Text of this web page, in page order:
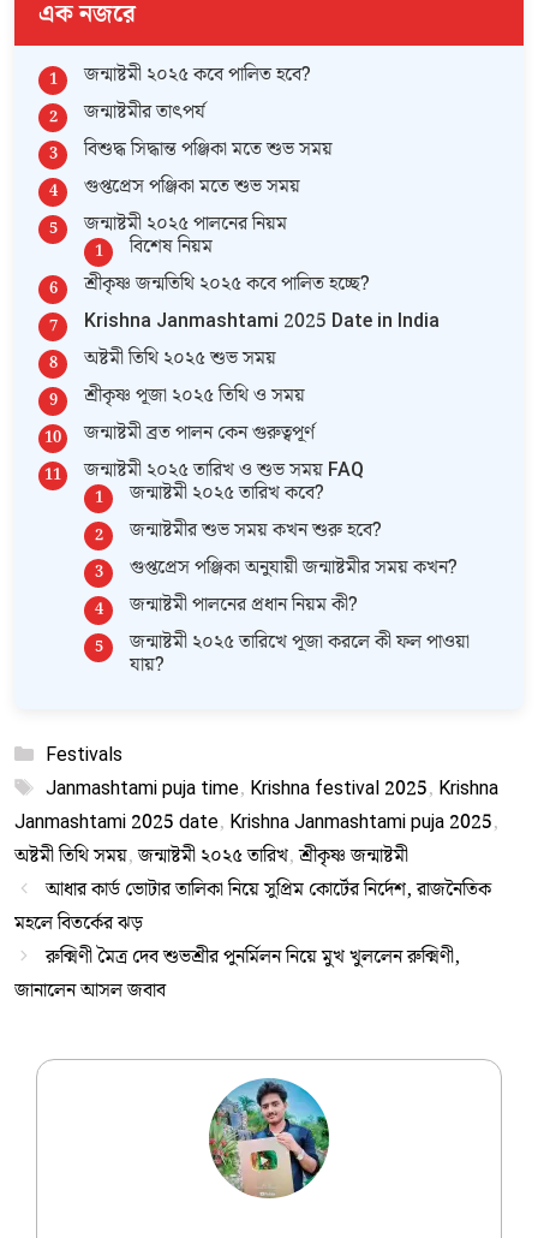
এক নজরে
জন্মাষ্টমী ২০২৫ কবে পালিত হবে?
জন্মাষ্টমীর তাৎপর্য
বিশুদ্ধ সিদ্ধান্ত পঞ্জিকা মতে শুভ সময়
গুপ্তপ্রেস পঞ্জিকা মতে শুভ সময়
জন্মাষ্টমী ২০২৫ পালনের নিয়ম
বিশেষ নিয়ম
শ্রীকৃষ্ণ জন্মতিথি ২০২৫ কবে পালিত হচ্ছে?
Krishna Janmashtami 2025 Date in India
অষ্টমী তিথি ২০২৫ শুভ সময়
শ্রীকৃষ্ণ পূজা ২০২৫ তিথি ও সময়
জন্মাষ্টমী ব্রত পালন কেন গুরুত্বপূর্ণ
জন্মাষ্টমী ২০২৫ তারিখ ও শুভ সময় FAQ
জন্মাষ্টমী ২০২৫ তারিখ কবে?
জন্মাষ্টমীর শুভ সময় কখন শুরু হবে?
গুপ্তপ্রেস পঞ্জিকা অনুযায়ী জন্মাষ্টমীর সময় কখন?
জন্মাষ্টমী পালনের প্রধান নিয়ম কী?
জন্মাষ্টমী ২০২৫ তারিখে পূজা করলে কী ফল পাওয়া
যায়?
Categories
Festivals
Tags
Janmashtami puja time, Krishna festival 2025, Krishna
Janmashtami 2025 date, Krishna Janmashtami puja 2025,
অষ্টমী তিথি সময়,জন্মাষ্টমী ২০২৫ তারিখ,শ্রীকৃষ্ণ জন্মাষ্টমী
আধার কার্ড ভোটার তালিকা নিয়ে সুপ্রিম কোর্টের নির্দেশ, রাজনৈতিক
মহলে বিতর্কের ঝড়
রুক্মিণী মৈত্র দেব শুভশ্রীর পুনর্মিলন নিয়ে মুখ খুললেন রুক্মিণী,
জানালেন আসল জবাব